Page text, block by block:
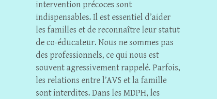
intervention précoces sont
indispensables. Il est essentiel d’aider
les familles et de reconnaître leur statut
de co-éducateur. Nous ne sommes pas
des professionnels, ce qui nous est
souvent agressivement rappelé. Parfois,
les relations entre l’AVS et la famille
sont interdites. Dans les MDPH, les